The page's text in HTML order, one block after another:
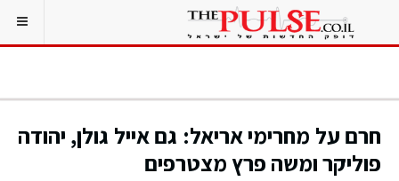
חרם על מחרימי אריאל: גם אייל גולן, יהודה
פוליקר ומשה פרץ מצטרפים